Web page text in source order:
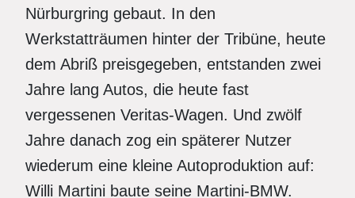
Nürburgring gebaut. In den
Werkstatträumen hinter der Tribüne, heute
dem Abriß preisgegeben, entstanden zwei
Jahre lang Autos, die heute fast
vergessenen Veritas-Wagen. Und zwölf
Jahre danach zog ein späterer Nutzer
wiederum eine kleine Autoproduktion auf:
Willi Martini baute seine Martini-BMW.